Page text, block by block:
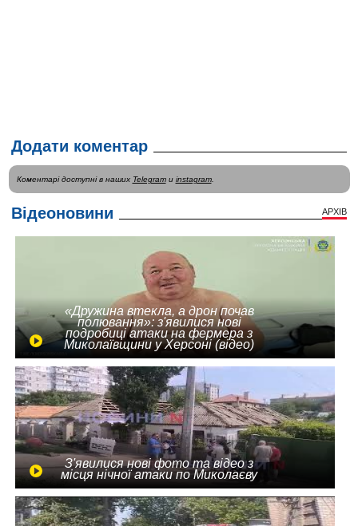
Додати коментар
Коментарі доступні в наших Telegramи instagram.
Відеоновини АРХІВ
«Дружина втекла, а дрон почав
полювання»: з'явилися нові
подробиці атаки на фермера з
Миколаївщини у Херсоні (відео)
З'явилися нові фото та відео з
місця нічної атаки по Миколаєву